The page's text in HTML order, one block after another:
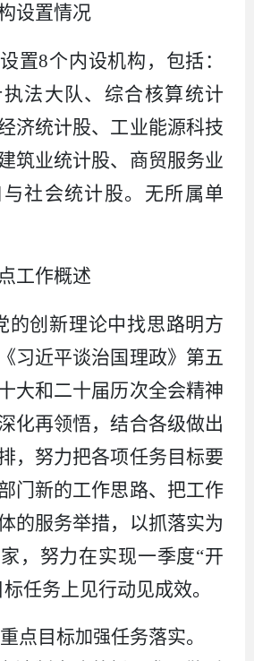
设置情况
置8个内设机构，包括：
法大队、综合核算统计
济统计股、工业能源科技
筑业统计股、商贸服务业
社会统计股。无所属单
工作概述
的创新理论中找思路明方
习近平谈治国理政》第五
大和二十届历次全会精神
化再领悟，结合各级做出
，努力把各项任务目标要
门新的工作思路、把工作
的服务举措，以抓落实为
，努力在实现一季度“开
任务上见行动见成效。
点目标加强任务落实。